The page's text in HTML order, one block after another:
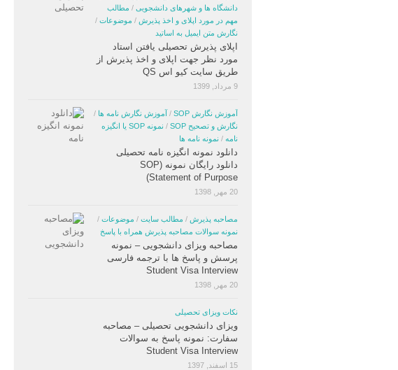
دانشگاه ها و شهرهای دانشجویی / مطالب
مهم در مورد اپلای و اخذ پذیرش / موضوعات /
نگارش متن ایمیل به اساتید
اپلای پذیرش تحصیلی یافتن استاد
مورد نظر جهت اپلای و اخذ پذیرش از
طریق سایت کیو اس QS
9 مرداد, 1399
آموزش نگارش SOP / آموزش نگارش نامه ها /
نگارش و تصحیح SOP
/
نمونه SOP یا انگیزه
نامه / نمونه نامه ها
دانلود نمونه انگیزه نامه تحصیلی
دانلود رایگان نمونه (SOP
(Statement of Purpose
20 مهر, 1398
مصاحبه پذیرش / مطالب سایت / موضوعات /
نمونه سوالات مصاحبه پذیرش همراه با پاسخ
مصاحبه ویزای دانشجویی – نمونه
پرسش و پاسخ ها با ترجمه فارسی
Student Visa Interview
20 مهر, 1398
نکات ویزای تحصیلی
ویزای دانشجویی تحصیلی – مصاحبه
سفارت: نمونه پاسخ به سوالات
Student Visa Interview
15 اسفند, 1397